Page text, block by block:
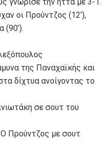
οι Προύντζος (12’),
(90’).
της Παναχαϊκής και
δίχτυα ανοίγοντας το
σε σουτ του
Ο Προύντζος με σουτ